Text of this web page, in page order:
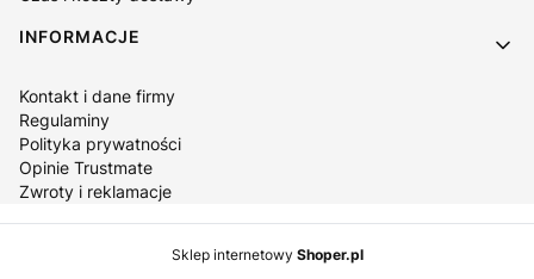
INFORMACJE
Kontakt i dane firmy
Regulaminy
Polityka prywatności
Opinie Trustmate
Zwroty i reklamacje
Sklep internetowy Shoper.pl